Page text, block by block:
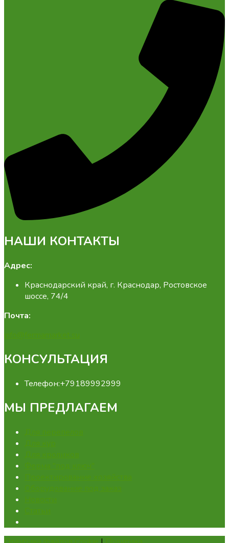
НАШИ КОНТАКТЫ
Адрес:
Краснодарский край, г. Краснодар, Ростовское
шоссе, 74/4
Почта:
info@fermamarket.su
КОНСУЛЬТАЦИЯ
Телефон:+79189992999
МЫ ПРЕДЛАГАЕМ
Для перепелов
Для кур
Для кроликов
Ферма "под ключ"
Проектирование хозяйства
Оборудование под заказ
Новости
Статьи